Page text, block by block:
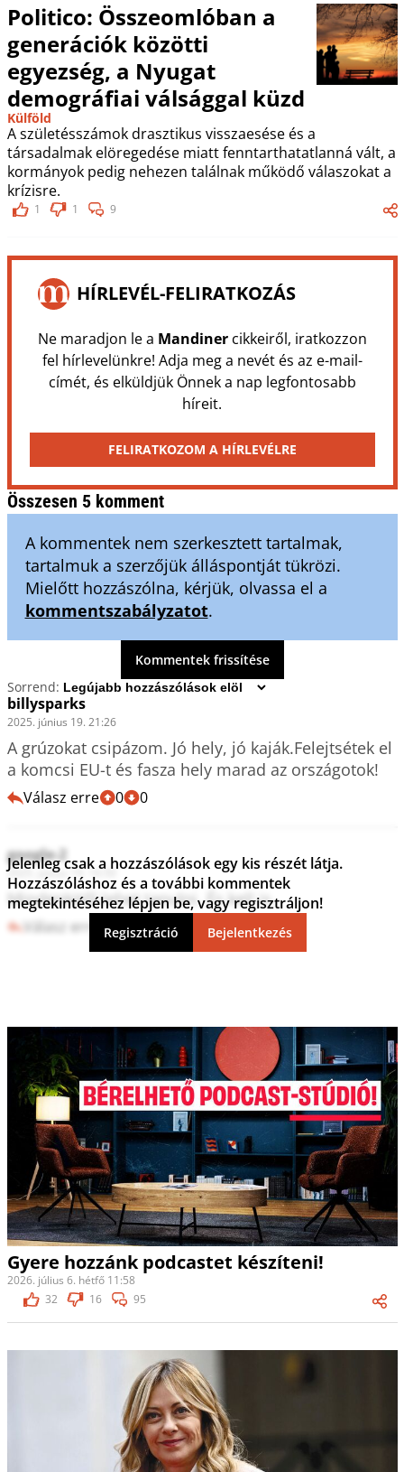
Politico: Összeomlóban a
generációk közötti
egyezség, a Nyugat
demográfiai válsággal küzd
Külföld
A születésszámok drasztikus visszaesése és a
társadalmak elöregedése miatt fenntarthatatlanná vált, a
kormányok pedig nehezen találnak működő válaszokat a
krízisre.
1 1 9
HÍRLEVÉL-FELIRATKOZÁS
Ne maradjon le a Mandinercikkeiről, iratkozzon
fel hírlevelünkre! Adja meg a nevét és az e-mail-
címét, és elküldjük Önnek a nap legfontosabb
híreit.
FELIRATKOZOM A HÍRLEVÉLRE
Összesen 5 komment
A kommentek nem szerkesztett tartalmak,
tartalmuk a szerzőjük álláspontját tükrözi.
Mielőtt hozzászólna, kérjük, olvassa el a
kommentszabályzatot.
Kommentek frissítése
Sorrend:
billysparks
2025. június 19. 21:26
A grúzokat csipázom. Jó hely, jó kaják.Felejtsétek el
a komcsi EU-t és fasza hely marad az országotok!
Válasz erre 0 0
google-2
2025. június 19. 16:50
Mindenkitől lehet tanulni. És kell is.
Válasz erre 0 0
Jelenleg csak a hozzászólások egy kis részét látja.
Hozzászóláshoz és a további kommentek
megtekintéséhez lépjen be, vagy regisztráljon!
Regisztráció Bejelentkezés
Gyere hozzánk podcastet készíteni!
2026. július 6. hétfő 11:58
32
16 95